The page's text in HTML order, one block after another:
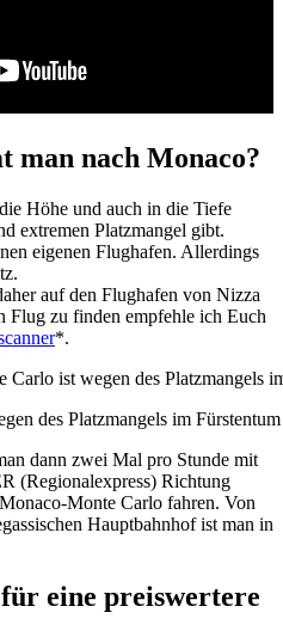
man nach Monaco?
Höhe und auch in die Tiefe
extremen Platzmangel gibt.
eigenen Flughafen. Allerdings
auf den Flughafen von Nizza
Flug zu finden empfehle ich Euch
*.
des Platzmangels im
dann zwei Mal pro Stunde mit
(Regionalexpress) Richtung
Monte Carlo fahren. Von
Hauptbahnhof ist man in
eine preiswertere